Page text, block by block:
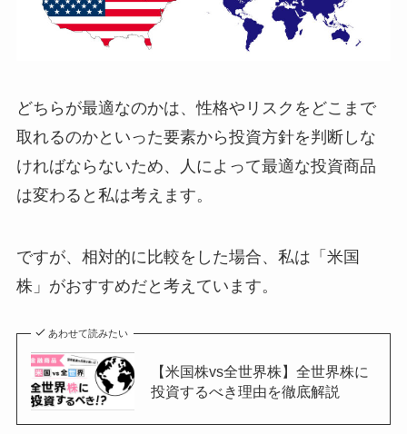
どちらが最適なのかは、性格やリスクをどこまで
取れるのかといった要素から投資方針を判断しな
ければならないため、人によって最適な投資商品
は変わると私は考えます。
ですが、相対的に比較をした場合、私は「米国
株」がおすすめだと考えています。
あわせて読みたい
【米国株vs全世界株】全世界株に
投資するべき理由を徹底解説